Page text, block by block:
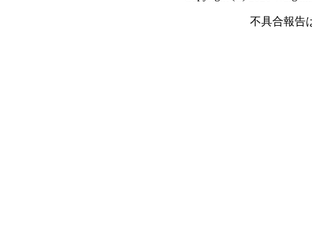
不具合報告